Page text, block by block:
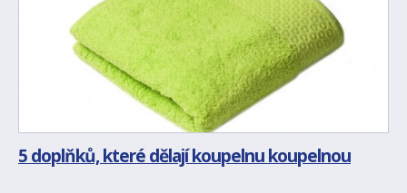
5 doplňků, které dělají koupelnu koupelnou